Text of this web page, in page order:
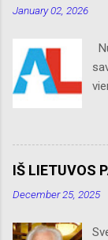
January 02, 2026
IŠ LIETUVOS
December 25, 2025